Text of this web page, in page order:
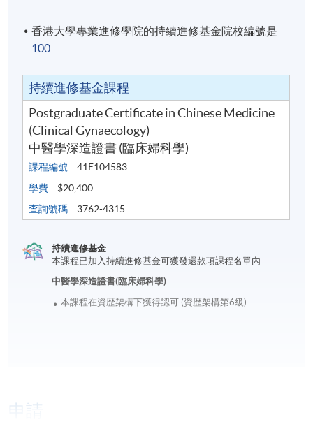
香港大學專業進修學院的持續進修基金院校編號是
100
持續進修基金課程
Postgraduate Certificate in Chinese Medicine
(Clinical Gynaecology)
中醫學深造證書 (臨床婦科學)
課程編號
41E104583
學費
$20,400
查詢號碼
3762-4315
持續進修基金
本課程已加入持續進修基金可獲發還款項課程名單內
中醫學深造證書(臨床婦科學)
本課程在資歴架構下獲得認可 (資歴架構第6級)
申請